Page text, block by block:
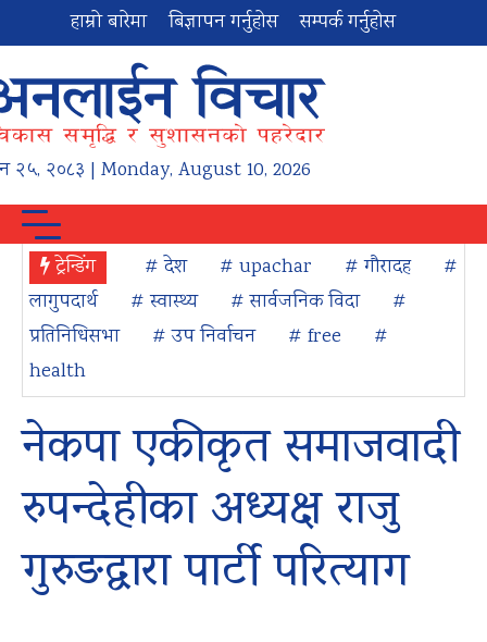
हाम्रो बारेमा बिज्ञापन गर्नुहोस सम्पर्क गर्नुहोस
२५, २०८३ | Monday, August 10, 2026
ट्रेन्डिंग # देश # upachar # गौरादह
#
लागुपदार्थ
# स्वास्थ्य # सार्वजनिक विदा
#
प्रतिनिधिसभा
# उप निर्वाचन # free
#
health
नेकपा एकीकृत समाजवादी
रुपन्देहीका अध्यक्ष राजु
गुरुङद्वारा पार्टी परित्याग